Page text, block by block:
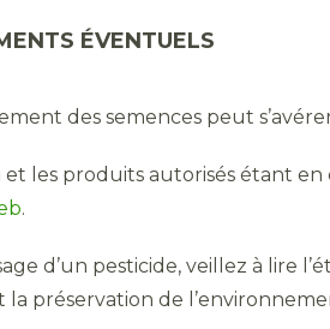
ÉVENTUELS
des semences peut
et les produits autorisés étant
.
d’un pesticide, veillez à lire
préservation de